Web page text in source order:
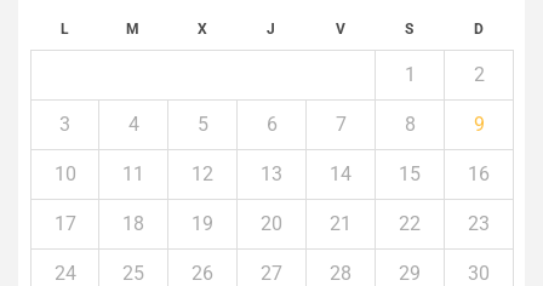
L M X J V S D
1 2
3 4 5 6 7 8 9
10 11 12 13 14 15 16
17 18 19 20 21 22 23
24 25 26 27 28 29 30